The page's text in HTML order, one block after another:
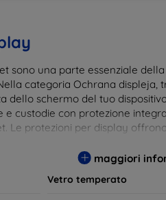
sono una parte essenziale
categoria Ochrana
dello schermo del tuo
custodie con protezione
Le protezioni per display
il tuo dispositivo come
maggiori
Vetro temperato